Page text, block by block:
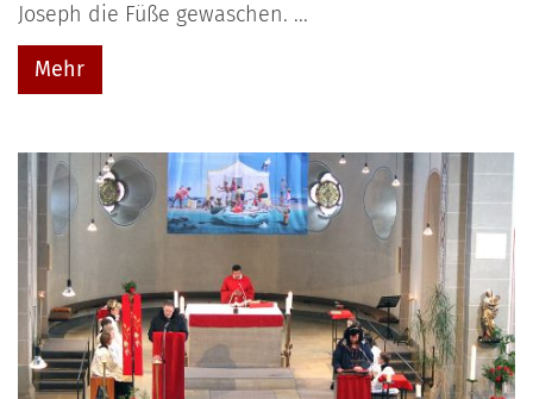
Joseph die Füße gewaschen. ...
Mehr